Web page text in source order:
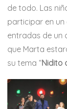
de todo. Las
participar en
entradas de un
que Marta
su tema “Nidito